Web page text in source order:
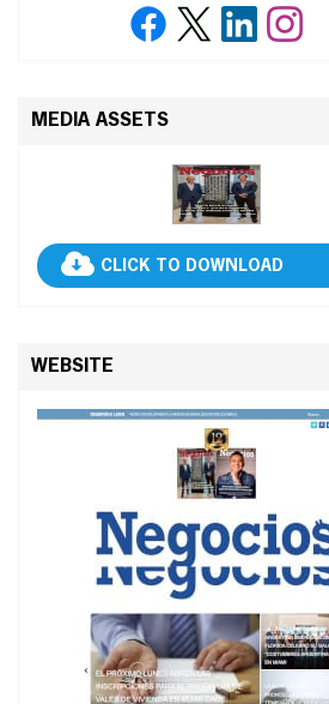
MEDIA ASSETS
CLICK TO DOWNLOAD
WEBSITE